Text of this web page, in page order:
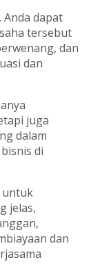
dapat
tersebut
dan
dan
juga
dalam
di
untuk
jelas,
dan